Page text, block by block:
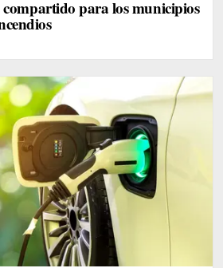
compartido para los municipios